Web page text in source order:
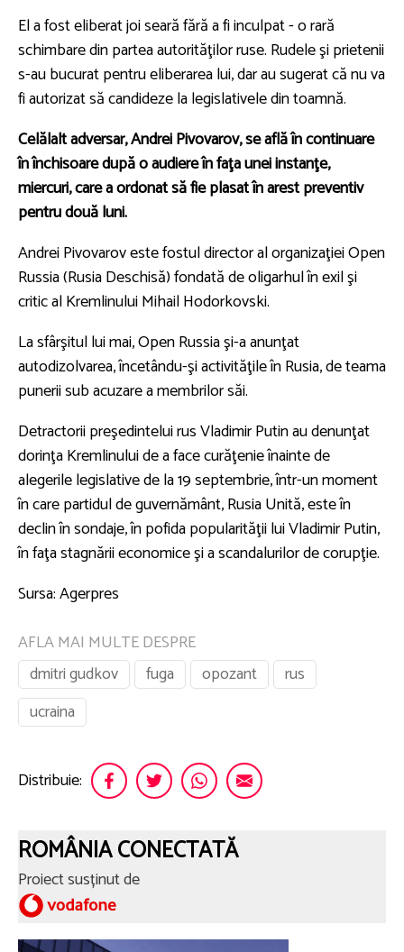
El a fost eliberat joi seară fără a fi inculpat - o rară
schimbare din partea autorităţilor ruse. Rudele şi prietenii
s-au bucurat pentru eliberarea lui, dar au sugerat că nu va
fi autorizat să candideze la legislativele din toamnă.
Celălalt adversar, Andrei Pivovarov, se află în continuare
în închisoare după o audiere în faţa unei instanţe,
miercuri, care a ordonat să fie plasat în arest preventiv
pentru două luni.
Andrei Pivovarov este fostul director al organizaţiei Open
Russia (Rusia Deschisă) fondată de oligarhul în exil şi
critic al Kremlinului Mihail Hodorkovski.
La sfârşitul lui mai, Open Russia şi-a anunţat
autodizolvarea, încetându-şi activităţile în Rusia, de teama
punerii sub acuzare a membrilor săi.
Detractorii preşedintelui rus Vladimir Putin au denunţat
dorinţa Kremlinului de a face curăţenie înainte de
alegerile legislative de la 19 septembrie, într-un moment
în care partidul de guvernământ, Rusia Unită, este în
declin în sondaje, în pofida popularităţii lui Vladimir Putin,
în faţa stagnării economice şi a scandalurilor de corupţie.
Sursa: Agerpres
AFLA MAI MULTE DESPRE
dmitri gudkov
fuga opozant
rus
ucraina
Distribuie:
ROMÂNIA CONECTATĂ
Proiect susținut de